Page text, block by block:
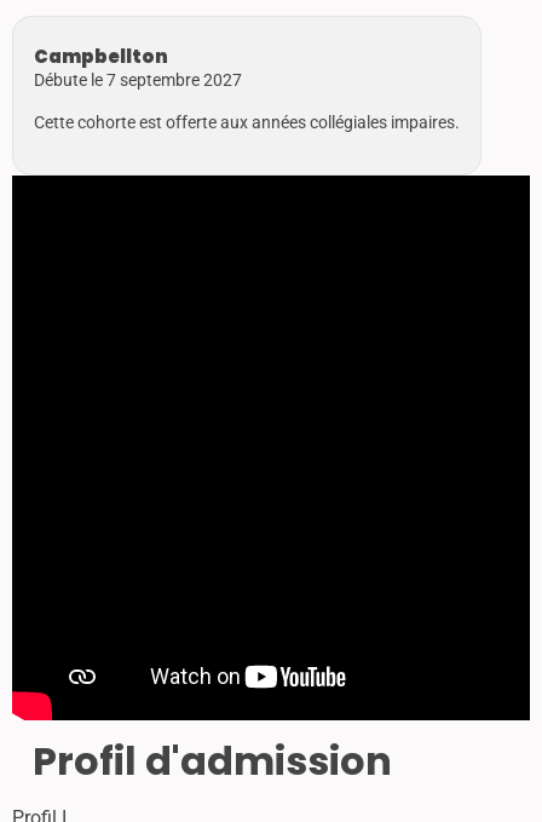
Campbellton
Débute le 7 septembre 2027
Cette cohorte est offerte aux années collégiales impaires.
Profil d'admission
Profil I